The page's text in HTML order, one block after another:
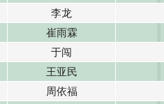
李龙
崔雨霖
于闯
王亚民
周依福